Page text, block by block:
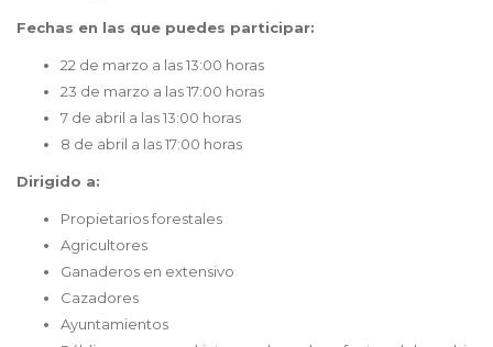
Fechas en las que puedes participar:
22 de marzo a las 13:00 horas
23 de marzo a las 17:00 horas
7 de abril a las 13:00 horas
8 de abril a las 17:00 horas
Dirigido a:
Propietarios forestales
Agricultores
Ganaderos en extensivo
Cazadores
Ayuntamientos